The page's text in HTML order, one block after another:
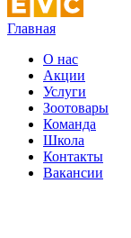
Главная
О нас
Акции
Услуги
Зоотовары
Команда
Школа
Контакты
Вакансии